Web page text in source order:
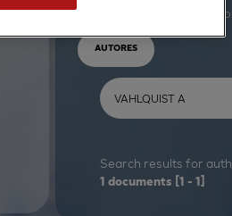
AUTORES
Search results for
1 documents [1 - 1]